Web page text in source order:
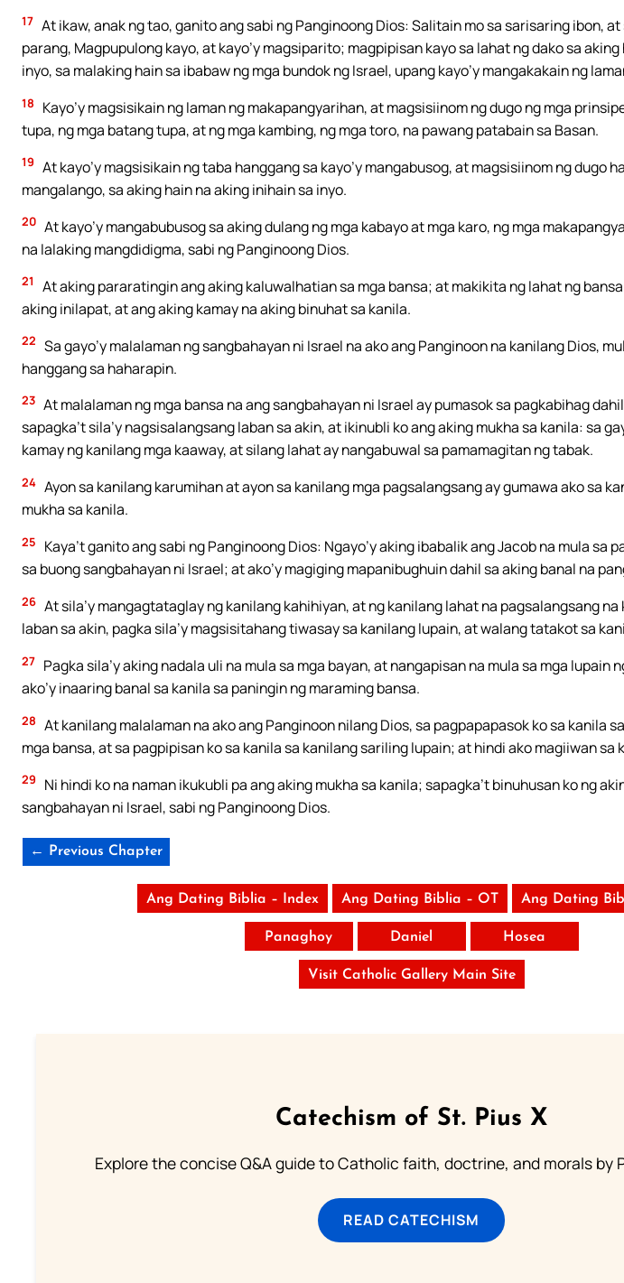
17 At ikaw, anak ng tao, ganito ang sabi ng Panginoong Dios: Salitain mo sa sarisaring ibon,
parang, Magpupulong kayo, at kayo’y magsiparito; magpipisan kayo sa lahat ng dako sa
inyo, sa malaking hain sa ibabaw ng mga bundok ng Israel, upang kayo’y mangakakain ng
18
Kayo’y magsisikain ng laman ng makapangyarihan, at magsisiinom ng dugo ng mga
tupa, ng mga batang tupa, at ng mga kambing, ng mga toro, na pawang patabain sa Basan.
19 At kayo’y magsisikain ng taba hanggang sa kayo’y mangabusog, at magsisiinom ng dugo
mangalango, sa aking hain na aking inihain sa inyo.
20 At kayo’y mangabubusog sa aking dulang ng mga kabayo at mga karo, ng mga
na lalaking mangdidigma, sabi ng Panginoong Dios.
21
At aking pararatingin ang aking kaluwalhatian sa mga bansa; at makikita ng lahat ng
aking inilapat, at ang aking kamay na aking binuhat sa kanila.
22 Sa gayo’y malalaman ng sangbahayan ni Israel na ako ang Panginoon na kanilang Dios,
hanggang sa haharapin.
23 At malalaman ng mga bansa na ang sangbahayan ni Israel ay pumasok sa pagkabihag
sapagka’t sila’y nagsisalangsang laban sa akin, at ikinubli ko ang aking mukha sa kanila: sa
kamay ng kanilang mga kaaway, at silang lahat ay nangabuwal sa pamamagitan ng tabak.
24 Ayon sa kanilang karumihan at ayon sa kanilang mga pagsalangsang ay gumawa ako sa
mukha sa kanila.
25
Kaya’t ganito ang sabi ng Panginoong Dios: Ngayo’y aking ibabalik ang Jacob na mula sa
sa buong sangbahayan ni Israel; at ako’y magiging mapanibughuin dahil sa aking banal na
26 At sila’y mangagtataglay ng kanilang kahihiyan, at ng kanilang lahat na pagsalangsang
laban sa akin, pagka sila’y magsisitahang tiwasay sa kanilang lupain, at walang tatakot sa
27 Pagka sila’y aking nadala uli na mula sa mga bayan, at nangapisan na mula sa mga lupain
ako’y inaaring banal sa kanila sa paningin ng maraming bansa.
28 At kanilang malalaman na ako ang Panginoon nilang Dios, sa pagpapapasok ko sa kanila
mga bansa, at sa pagpipisan ko sa kanila sa kanilang sariling lupain; at hindi ako magiiwan sa
29
Ni hindi ko na naman ikukubli pa ang aking mukha sa kanila; sapagka’t binuhusan ko ng
sangbahayan ni Israel, sabi ng Panginoong Dios.
← Previous Chapter
Ang Dating Biblia – Index Ang Dating Biblia – OT Ang Dating
Panaghoy Daniel Hosea
Visit Catholic Gallery Main Site
Catechism of St. Pius X
Explore the concise Q&A guide to Catholic faith, doctrine, and morals by
READ CATECHISM